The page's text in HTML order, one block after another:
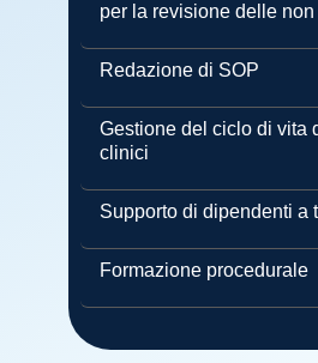
per la revisione delle non
Redazione di SOP
Gestione del ciclo di vita
clinici
Supporto di dipendenti a
Formazione procedurale